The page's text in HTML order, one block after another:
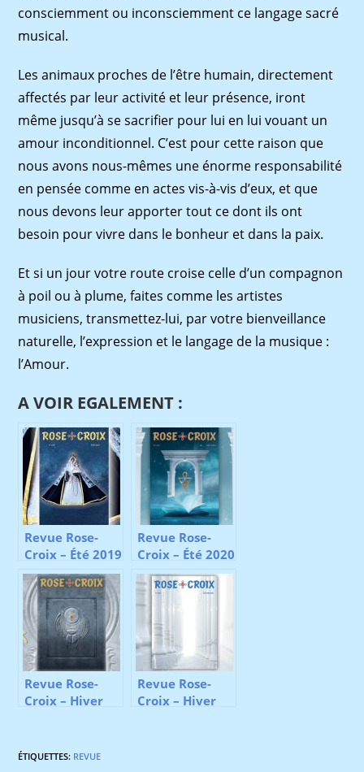
consciemment ou inconsciemment ce langage sacré
musical.
Les animaux proches de l’être humain, directement
affectés par leur activité et leur présence, iront
même jusqu’à se sacriﬁer pour lui en lui vouant un
amour inconditionnel. C’est pour cette raison que
nous avons nous-mêmes une énorme responsabilité
en pensée comme en actes vis-à-vis d’eux, et que
nous devons leur apporter tout ce dont ils ont
besoin pour vivre dans le bonheur et dans la paix.
Et si un jour votre route croise celle d’un compagnon
à poil ou à plume, faites comme les artistes
musiciens, transmettez-lui, par votre bienveillance
naturelle, l’expression et le langage de la musique :
l’Amour.
A VOIR EGALEMENT :
Revue Rose-
Croix – Été 2019
Revue Rose-
Croix – Été 2020
Revue Rose-
Croix – Hiver
Revue Rose-
Croix – Hiver
ÉTIQUETTES: REVUE